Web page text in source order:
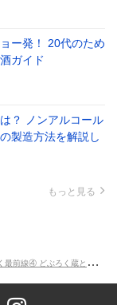
ー発！ 20代のため
ガイド
？ ノンアルコール
製造方法を解説し
もっと見る
④ どぶろく蔵として酒蔵を復活した福光酒造